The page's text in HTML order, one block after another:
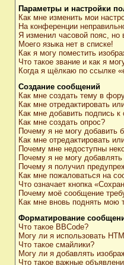
Параметры и настройки
Как мне изменить мои
На конференции
Я изменил часовой пояс, но
Моего языка нет в списке!
Как я могу поместить
Что такое звание и как я
Когда я щёлкаю по ссылке
Создание сообщений
Как мне создать тему в
Как мне отредактировать
Как мне добавить подпись
Как мне создать опрос?
Почему я не могу добавить
Как мне отредактировать
Почему мне недоступны
Почему я не могу
Почему я получил
Как мне пожаловаться на
Что означает кнопка
Почему моё сообщение
Как мне вновь поднять мою
Форматирование
Что такое BBCode?
Могу ли я использовать
Что такое смайлики?
Могу ли я добавлять
Что такое важные